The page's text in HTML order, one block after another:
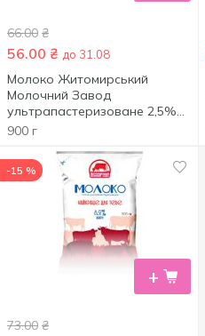
66.00 ₴
56.00 ₴ до 31.08
Молоко Житомирський
Молочний Завод
ультрапастеризоване 2,5%
0,9кг
900 г
+
-15 %
73.00 ₴